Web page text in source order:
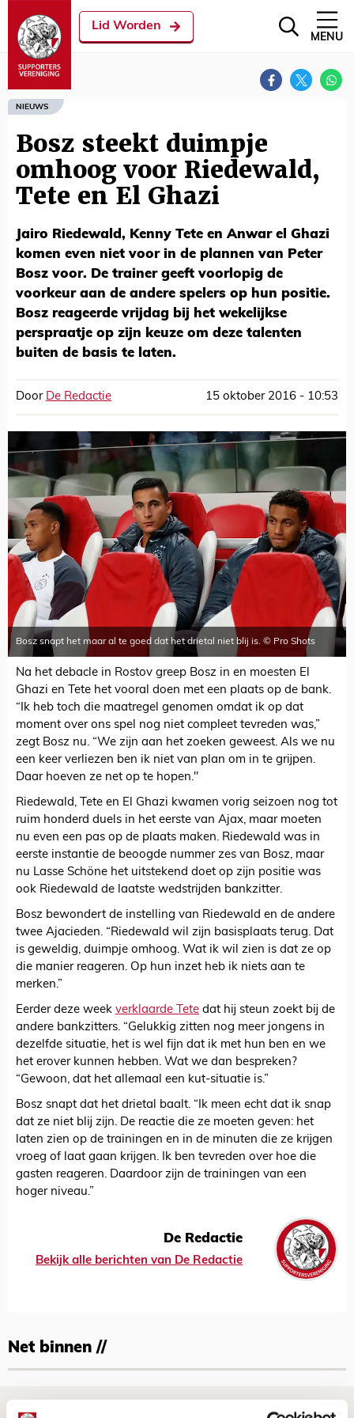
Lid Worden
MENU
NIEUWS
Bosz steekt duimpje
omhoog voor Riedewald,
Tete en El Ghazi
Jairo Riedewald, Kenny Tete en Anwar el Ghazi
komen even niet voor in de plannen van Peter
Bosz voor. De trainer geeft voorlopig de
voorkeur aan de andere spelers op hun positie.
Bosz reageerde vrijdag bij het wekelijkse
perspraatje op zijn keuze om deze talenten
buiten de basis te laten.
Door De Redactie 15 oktober 2016 - 10:53
Bosz snapt het maar al te goed dat het drietal niet blij is. © Pro Shots
Na het debacle in Rostov greep Bosz in en moesten El
Ghazi en Tete het vooral doen met een plaats op de bank.
“Ik heb toch die maatregel genomen omdat ik op dat
moment over ons spel nog niet compleet tevreden was,”
zegt Bosz nu. “We zijn aan het zoeken geweest. Als we nu
een keer verliezen ben ik niet van plan om in te grijpen.
Daar hoeven ze net op te hopen."
Riedewald, Tete en El Ghazi kwamen vorig seizoen nog tot
ruim honderd duels in het eerste van Ajax, maar moeten
nu even een pas op de plaats maken. Riedewald was in
eerste instantie de beoogde nummer zes van Bosz, maar
nu Lasse Schöne het uitstekend doet op zijn positie was
ook Riedewald de laatste wedstrijden bankzitter.
Bosz bewondert de instelling van Riedewald en de andere
twee Ajacieden. “Riedewald wil zijn basisplaats terug. Dat
is geweldig, duimpje omhoog. Wat ik wil zien is dat ze op
die manier reageren. Op hun inzet heb ik niets aan te
merken.”
Eerder deze week verklaarde Tete dat hij steun zoekt bij de
andere bankzitters. “Gelukkig zitten nog meer jongens in
dezelfde situatie, het is wel fijn dat ik met hun ben en we
het erover kunnen hebben. Wat we dan bespreken?
“Gewoon, dat het allemaal een kut-situatie is.”
Bosz snapt dat het drietal baalt. “Ik meen echt dat ik snap
dat ze niet blij zijn. De reactie die ze moeten geven: het
laten zien op de trainingen en in de minuten die ze krijgen
vroeg of laat gaan krijgen. Ik ben tevreden over hoe die
gasten reageren. Daardoor zijn de trainingen van een
hoger niveau.”
De Redactie
Bekijk alle berichten van De Redactie
Net binnen //
Volop enthousiasme in fotoverslag van